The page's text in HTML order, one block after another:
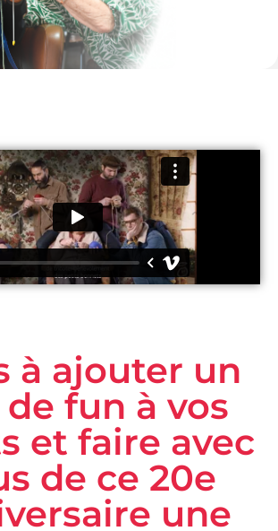
à ajouter un
fun à vos
et faire avec
de ce 20e
une